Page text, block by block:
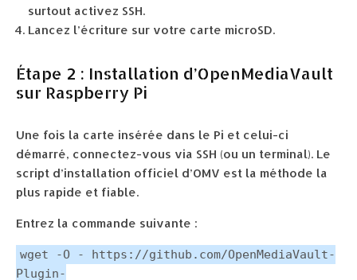
surtout activez SSH.
Lancez l’écriture sur votre carte microSD.
Étape 2 : Installation d’OpenMediaVault
sur Raspberry Pi
Une fois la carte insérée dans le Pi et celui-ci
démarré, connectez-vous via SSH (ou un terminal). Le
script d’installation officiel d’OMV est la méthode la
plus rapide et fiable.
Entrez la commande suivante :
wget -O - https://github.com/OpenMediaVault-
Plugin-